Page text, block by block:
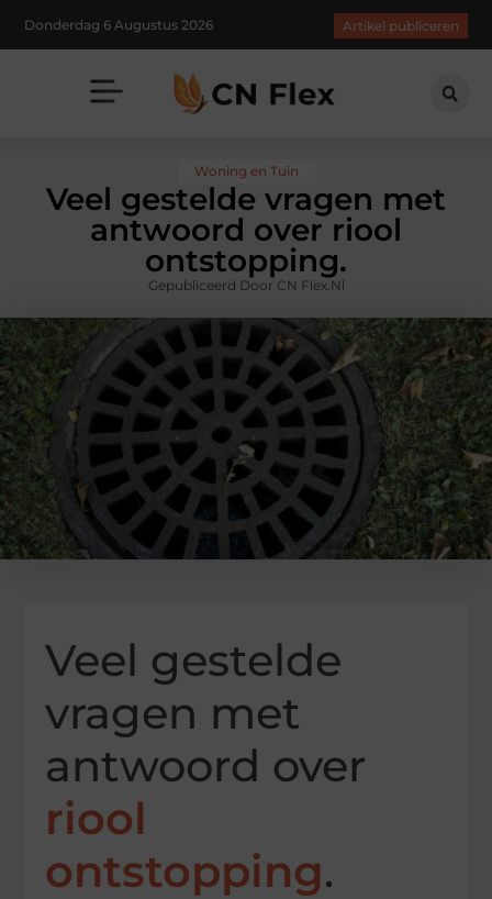
Donderdag 6 Augustus 2026 Artikel publiceren
Woning en Tuin
Veel gestelde vragen met
antwoord over riool
ontstopping.
Gepubliceerd Door CN Flex.nl
Veel gestelde
vragen met
antwoord over
riool
ontstopping.